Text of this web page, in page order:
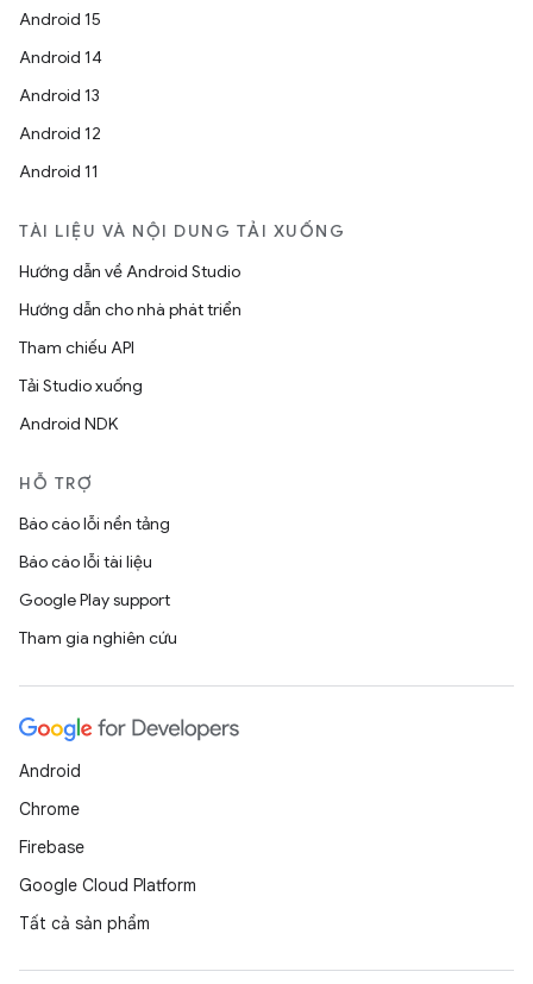
Android 15
Android 14
Android 13
Android 12
Android 11
TÀI LIỆU VÀ NỘI DUNG TẢI XUỐNG
Hướng dẫn về Android Studio
Hướng dẫn cho nhà phát triển
Tham chiếu API
Tải Studio xuống
Android NDK
HỖ TRỢ
Báo cáo lỗi nền tảng
Báo cáo lỗi tài liệu
Google Play support
Tham gia nghiên cứu
Android
Chrome
Firebase
Google Cloud Platform
Tất cả sản phẩm